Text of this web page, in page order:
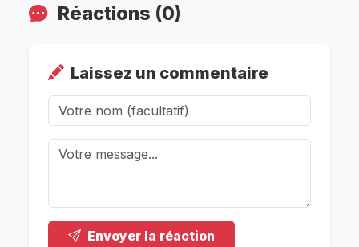
Réactions (0)
Laissez un commentaire
Envoyer la réaction